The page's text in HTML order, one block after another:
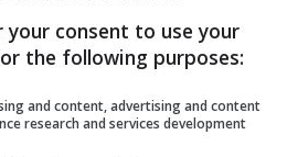
consent to use your
the following purposes:
and content, advertising and content
research and services development